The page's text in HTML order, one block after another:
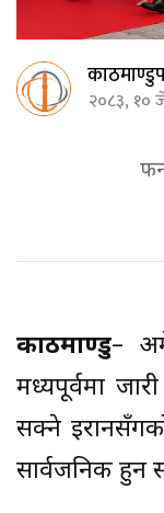
२०८३, १०
काठमाण्डु–
मध्यपूर्वमा
सक्ने
सार्वजनिक हुन